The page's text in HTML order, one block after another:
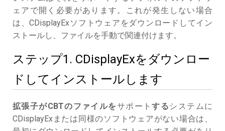
ェアで開く必要があります。これが発生しない場合
は、CDisplayExソフトウェアをダウンロードしてイン
ストールし、ファイルを手動で関連付けます。
ステップ1. CDisplayExをダウンロー
ドしてインストールします
拡張子がCBTのファイルをサポートする システムに
CDisplayExまたは同様のソフトウェアがない場合は、